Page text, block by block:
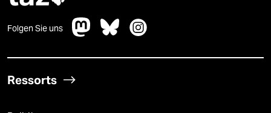
Folgen Sie uns
Ressorts